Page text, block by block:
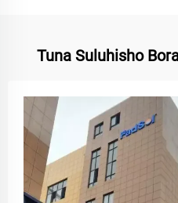
Tuna Suluhisho